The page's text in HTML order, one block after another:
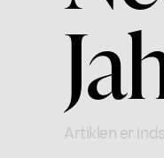
Artiklen er